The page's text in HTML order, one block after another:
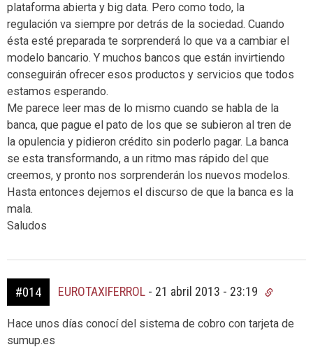
plataforma abierta y big data. Pero como todo, la
regulación va siempre por detrás de la sociedad. Cuando
ésta esté preparada te sorprenderá lo que va a cambiar el
modelo bancario. Y muchos bancos que están invirtiendo
conseguirán ofrecer esos productos y servicios que todos
estamos esperando.
Me parece leer mas de lo mismo cuando se habla de la
banca, que pague el pato de los que se subieron al tren de
la opulencia y pidieron crédito sin poderlo pagar. La banca
se esta transformando, a un ritmo mas rápido del que
creemos, y pronto nos sorprenderán los nuevos modelos.
Hasta entonces dejemos el discurso de que la banca es la
mala.
Saludos
#014 EUROTAXIFERROL - 21 abril 2013 - 23:19
Hace unos días conocí del sistema de cobro con tarjeta de
sumup.es